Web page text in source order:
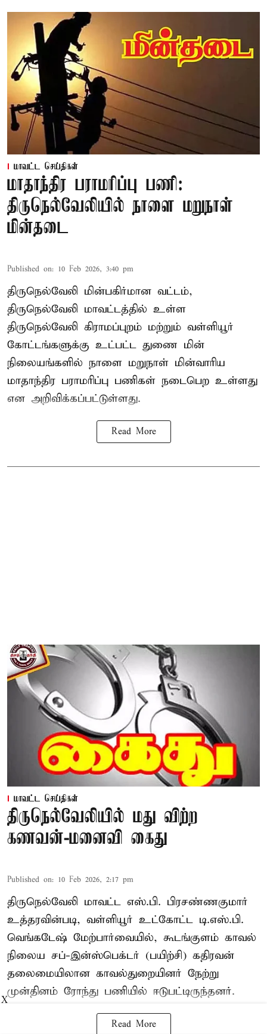
மாவட்ட செய்திகள்
மாதாந்திர பராமரிப்பு பணி:
திருநெல்வேலியில் நாளை மறுநாள்
மின்தடை
Published on: 10 Feb 2026, 3:40 pm
திருநெல்வேலி மின்பகிர்மான வட்டம்,
திருநெல்வேலி மாவட்டத்தில் உள்ள
திருநெல்வேலி கிராமப்புறம் மற்றும் வள்ளியூர்
கோட்டங்களுக்கு உட்பட்ட துணை மின்
நிலையங்களில் நாளை மறுநாள் மின்வாரிய
மாதாந்திர பராமரிப்பு பணிகள் நடைபெற உள்ளது
என அறிவிக்கப்பட்டுள்ளது.
Read More
மாவட்ட செய்திகள்
திருநெல்வேலியில் மது விற்ற
கணவன்-மனைவி கைது
Published on: 10 Feb 2026, 2:17 pm
திருநெல்வேலி மாவட்ட எஸ்.பி. பிரசண்ணகுமார்
உத்தரவின்படி, வள்ளியூர் உட்கோட்ட டி.எஸ்.பி.
வெங்கடேஷ் மேற்பார்வையில், கூடங்குளம் காவல்
நிலைய சப்-இன்ஸ்பெக்டர் (பயிற்சி) கதிரவன்
தலைமையிலான காவல்துறையினர் நேற்று
முன்தினம் ரோந்து பணியில் ஈடுபட்டிருந்தனர்.
Read More
X